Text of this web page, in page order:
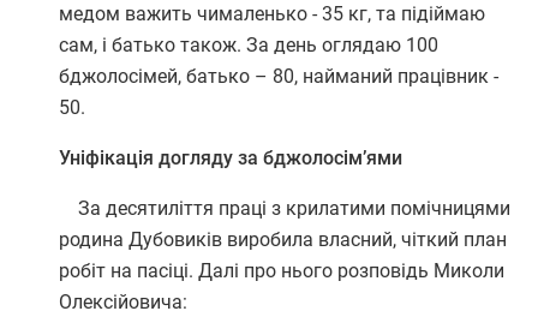
медом важить чималенько - 35 кг, та підіймаю
сам, і батько також. За день оглядаю 100
бджолосімей, батько – 80, найманий працівник -
50.
Уніфікація догляду за бджолосім’ями
За десятиліття праці з крилатими помічницями
родина Дубовиків виробила власний, чіткий план
робіт на пасіці. Далі про нього розповідь Миколи
Олексійовича: